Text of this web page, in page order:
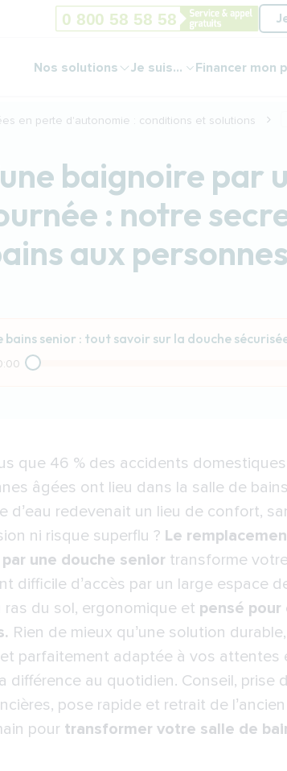
Nos solutions Je suis... Financer mon
en perte d'autonomie : conditions et solutions
baignoire par
: notre
aux
bains senior : tout savoir sur la douche
que 46 % des accidents
âgées ont lieu dans la salle de
d’eau redevenait un lieu de confort,
ni risque superflu ? Le
une douche senior transforme votre
difficile d’accès par un large espace
du sol, ergonomique et pensé
Rien de mieux qu’une solution durable,
parfaitement adaptée à vos attentes
différence au quotidien. Conseil, prise
pose rapide et retrait de l’ancien
pour transformer votre salle de